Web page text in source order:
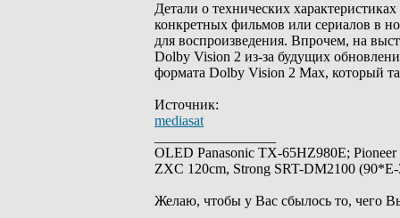
Детали о технических
конкретных фильмов или сериалов в
для воспроизведения. Впрочем, на
Dolby Vision 2 из-за будущих
формата Dolby Vision 2 Max, который
Источник:
mediasat
OLED Panasonic TX-65HZ980E;
ZXC 120cm, Strong SRT-DM2100
Желаю, чтобы у Вас сбылось то, чего